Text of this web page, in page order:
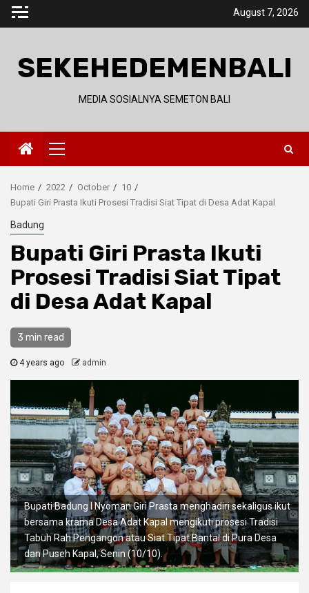
Skip
August 7, 2026
SEKEHEDEMENBALI
MEDIA SOSIALNYA SEMETON BALI
Primary
Menu
Home 2022 October
10
Bupati Giri Prasta Ikuti Prosesi Tradisi Siat Tipat di Desa Adat Kapal
Badung
Bupati Giri Prasta Ikuti
Prosesi Tradisi Siat Tipat
di Desa Adat Kapal
3 min read
4 years ago admin
Bupati Badung I Nyoman Giri Prasta menghadiri sekaligus ikut
bersama krama Desa Adat Kapal mengikuti prosesi Tradisi
Tabuh Rah Pengangon atau Siat Tipat Bantal di Pura Desa
dan Puseh Kapal, Senin (10/10).